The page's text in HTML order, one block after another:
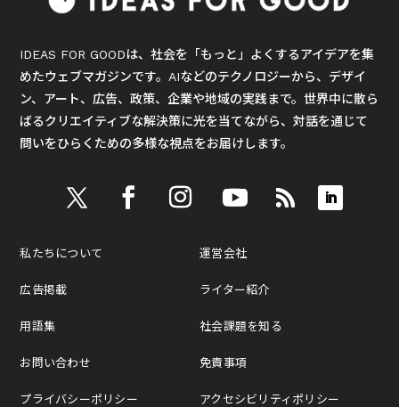
IDEAS FOR GOODは、社会を「もっと」よくするアイデアを集
めたウェブマガジンです。AIなどのテクノロジーから、デザイ
ン、アート、広告、政策、企業や地域の実践まで。世界中に散ら
ばるクリエイティブな解決策に光を当てながら、対話を通じて
問いをひらくための多様な視点をお届けします。
私たちについて
広告掲載
用語集
お問い合わせ
プライバシーポリシー
運営会社
ライター紹介
社会課題を知る
免責事項
アクセシビリティポリシー